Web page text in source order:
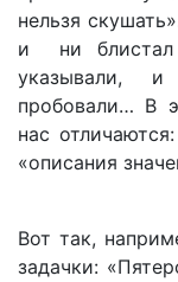
нельзя
и ни блистал
указывали, и
пробовали… В
нас
«описания
Вот так,
задачки: